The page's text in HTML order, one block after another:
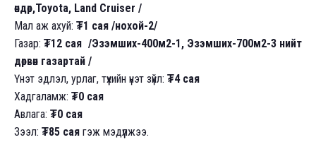
өндөр,Toyota, Land Cruiser /
Мал аж ахуй: ₮1 сая /нохой-2/
Газар:₮12 сая /Эзэмших-400м2-1, Эзэмших-700м2-3 нийт
дөрвөн газартай /
Үнэт эдлэл, урлаг, түүхийн үнэт зүйл: ₮4 сая
Хадгаламж: ₮0 сая
Авлага: ₮0 сая
Зээл: ₮85 сая гэж мэдүүлжээ.